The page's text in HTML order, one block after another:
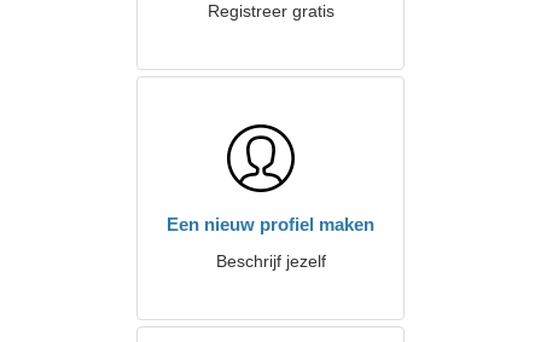
Registreer gratis
Een nieuw profiel maken
Beschrijf jezelf